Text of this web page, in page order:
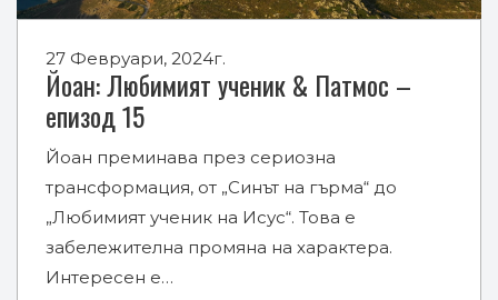
27 Февруари, 2024г.
Йоан: Любимият ученик & Патмос –
епизод 15
Йоан преминава през сериозна
трансформация, от „Синът на гърма“ до
„Любимият ученик на Исус“. Това е
забележителна промяна на характера.
Интересен е…